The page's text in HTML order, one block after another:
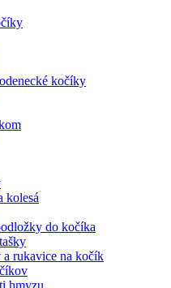
kočíky
kolesá
do kočíka
rukavice na kočík
hmyzu